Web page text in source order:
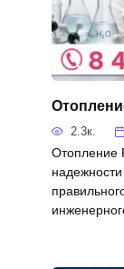
2.3к.
Отопление